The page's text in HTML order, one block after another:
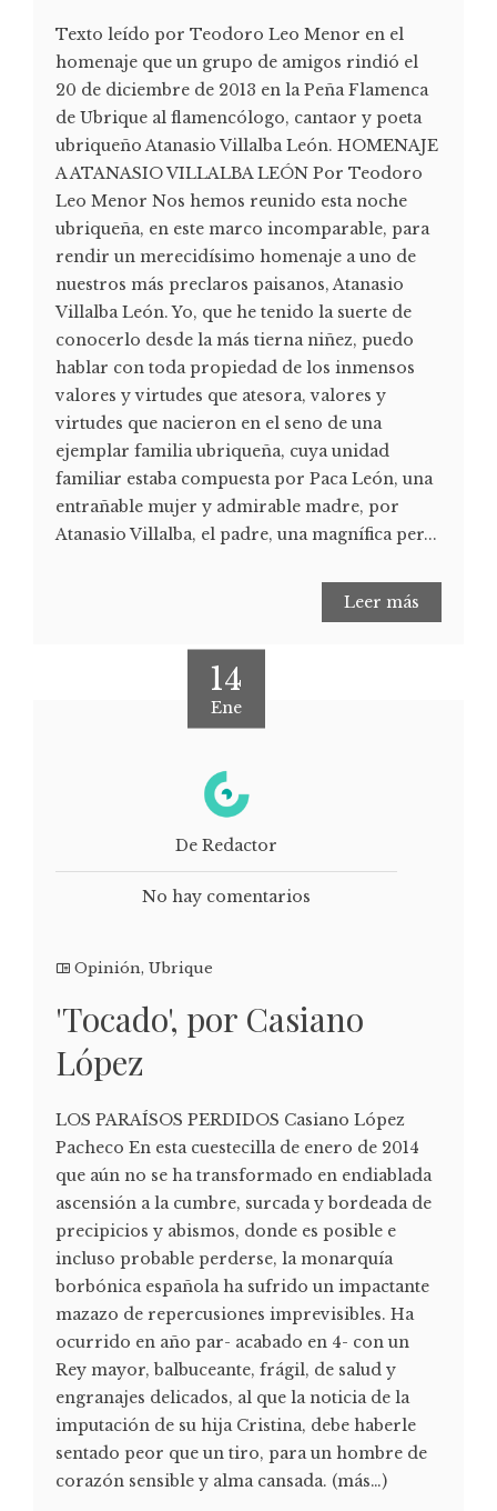
Texto leído por Teodoro Leo Menor en el
homenaje que un grupo de amigos rindió el
20 de diciembre de 2013 en la Peña Flamenca
de Ubrique al flamencólogo, cantaor y poeta
ubriqueño Atanasio Villalba León. HOMENAJE
A ATANASIO VILLALBA LEÓN Por Teodoro
Leo Menor Nos hemos reunido esta noche
ubriqueña, en este marco incomparable, para
rendir un merecidísimo homenaje a uno de
nuestros más preclaros paisanos, Atanasio
Villalba León. Yo, que he tenido la suerte de
conocerlo desde la más tierna niñez, puedo
hablar con toda propiedad de los inmensos
valores y virtudes que atesora, valores y
virtudes que nacieron en el seno de una
ejemplar familia ubriqueña, cuya unidad
familiar estaba compuesta por Paca León, una
entrañable mujer y admirable madre, por
Atanasio Villalba, el padre, una magnífica per...
Leer más
14
Ene
De Redactor
No hay comentarios
Opinión, Ubrique
'Tocado', por Casiano
López
LOS PARAÍSOS PERDIDOS Casiano López
Pacheco En esta cuestecilla de enero de 2014
que aún no se ha transformado en endiablada
ascensión a la cumbre, surcada y bordeada de
precipicios y abismos, donde es posible e
incluso probable perderse, la monarquía
borbónica española ha sufrido un impactante
mazazo de repercusiones imprevisibles. Ha
ocurrido en año par- acabado en 4- con un
Rey mayor, balbuceante, frágil, de salud y
engranajes delicados, al que la noticia de la
imputación de su hija Cristina, debe haberle
sentado peor que un tiro, para un hombre de
corazón sensible y alma cansada. (más…)